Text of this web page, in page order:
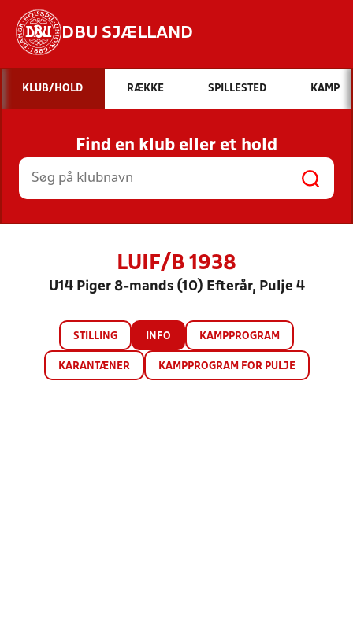
DBU SJÆLLAND
Hvad vil du søge efter?
INDHOLD OG NYHEDER
STILLINGER, RESULTATER, KLUBBER OG
HOLD
KLUB/HOLD RÆKKE SPILLESTED KAMP
Find en klub eller et hold
LUIF/B 1938
U14 Piger 8-mands (10) Efterår, Pulje 4
STILLING INFO KAMPPROGRAM
KARANTÆNER KAMPPROGRAM FOR PULJE